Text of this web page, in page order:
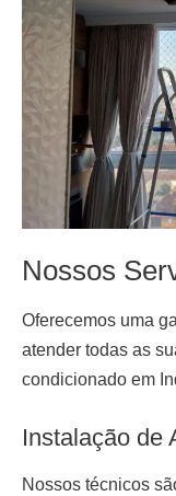
Nossos
Oferecemos uma
atender todas as
condicionado em
Instalação de
Nossos técnicos